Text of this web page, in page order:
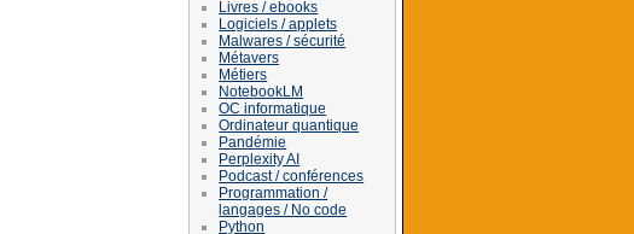
Livres / ebooks
Logiciels / applets
Malwares / sécurité
Métavers
Métiers
NotebookLM
OC informatique
Ordinateur quantique
Pandémie
Perplexity AI
Podcast / conférences
Programmation /
langages / No code
Python